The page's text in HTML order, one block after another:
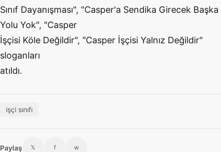
Sınıf Dayanışması", "Casper'a Sendika Girecek Başka
Yolu Yok", "Casper
İşçisi Köle Değildir", "Casper İşçisi Yalnız Değildir"
sloganları
atıldı.
işçi sınıfı
Paylaş 𝕏 f w